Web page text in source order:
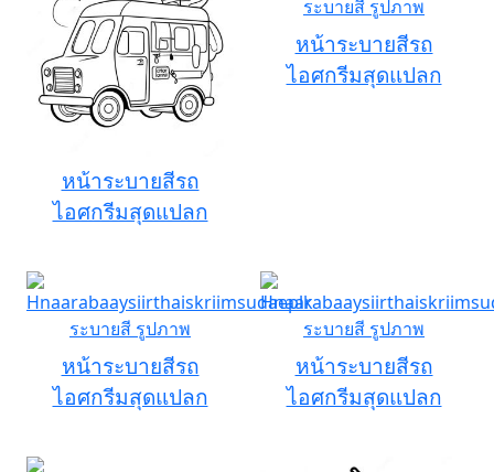
หน้าระบายสีรถ
ไอศกรีมสุดแปลก
หน้าระบายสีรถ
ไอศกรีมสุดแปลก
หน้าระบายสีรถ
ไอศกรีมสุดแปลก
หน้าระบายสีรถ
ไอศกรีมสุดแปลก